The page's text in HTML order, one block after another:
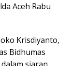
Aceh Rabu
Krisdiyanto,
Bidhumas